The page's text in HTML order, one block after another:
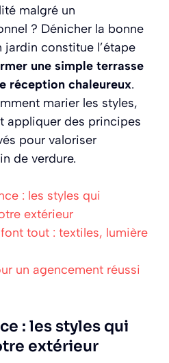
malgré un
? Dénicher la bonne
constitue l’étape
une simple terrasse
réception chaleureux.
marier les styles,
appliquer des principes
pour valoriser
de verdure.
: les styles qui
extérieur
tout : textiles, lumière
un agencement réussi
: les styles qui
extérieur